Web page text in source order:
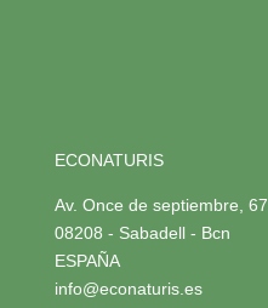
ECONATURIS
Av. Once de septiembre, 67
08208 - Sabadell - Bcn
ESPAÑA
info@econaturis.es